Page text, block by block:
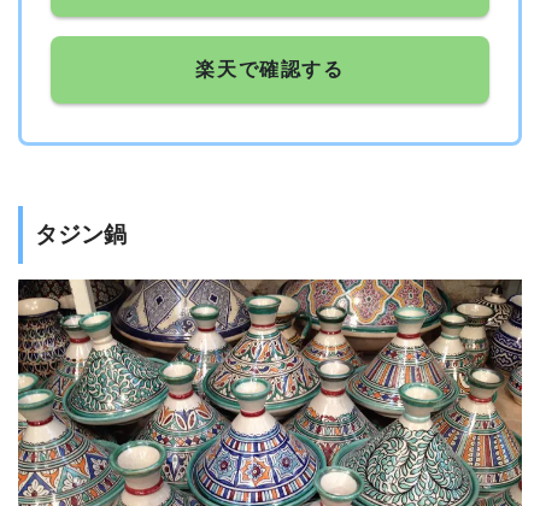
楽天で確認する
タジン鍋